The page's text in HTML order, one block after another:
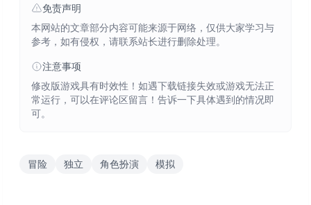
免责声明
本网站的文章部分内容可能来源于网络，仅供大家学习与
参考，如有侵权，请联系站长进行删除处理。
注意事项
修改版游戏具有时效性！如遇下载链接失效或游戏无法正
常运行，可以在评论区留言！告诉一下具体遇到的情况即
可。
冒险 独立 角色扮演 模拟